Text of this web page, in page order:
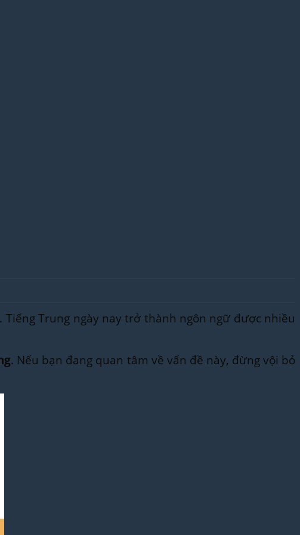
Trung ngày nay trở thành ngôn ngữ được nhiều
. Nếu bạn đang quan tâm về vấn đề này, đừng vội bỏ